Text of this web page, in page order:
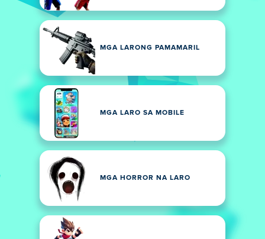
MGA LARONG PAMAMARIL
MGA LARO SA MOBILE
MGA HORROR NA LARO